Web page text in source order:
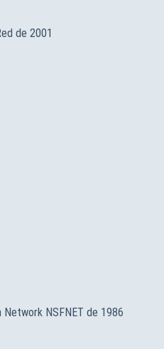
de 2001
NSFNET de 1986